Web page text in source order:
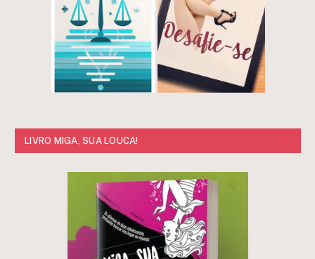
LIVRO MIGA, SUA LOUCA!